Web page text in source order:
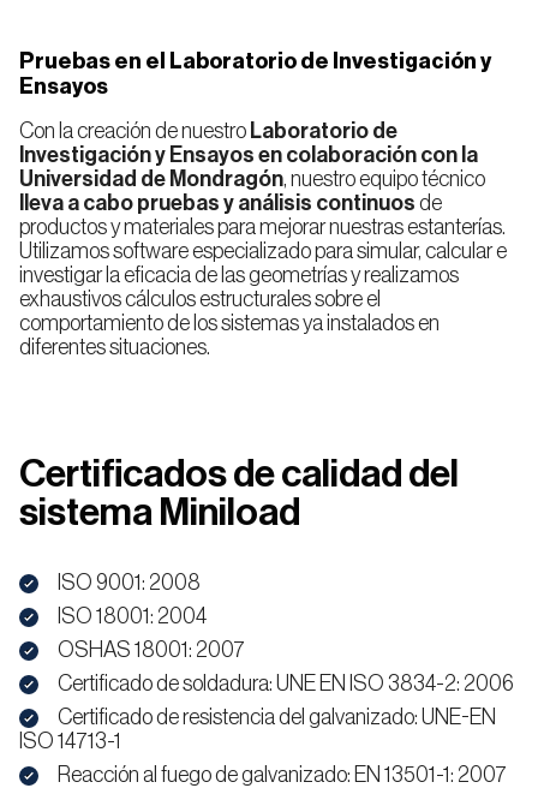
Pruebas en el Laboratorio de Investigación y
Ensayos
Con la creación de nuestro Laboratorio de
Investigación y Ensayos en colaboración con la
Universidad de Mondragón, nuestro equipo técnico
lleva a cabo pruebas y análisis continuos de
productos y materiales para mejorar nuestras estanterías.
Utilizamos software especializado para simular, calcular e
investigar la eficacia de las geometrías y realizamos
exhaustivos cálculos estructurales sobre el
comportamiento de los sistemas ya instalados en
diferentes situaciones.
Certificados de calidad del
sistema Miniload
ISO 9001: 2008
ISO 18001: 2004
OSHAS 18001: 2007
Certificado de soldadura: UNE EN ISO 3834-2: 2006
Certificado de resistencia del galvanizado: UNE-EN
ISO 14713-1
Reacción al fuego de galvanizado: EN 13501-1: 2007